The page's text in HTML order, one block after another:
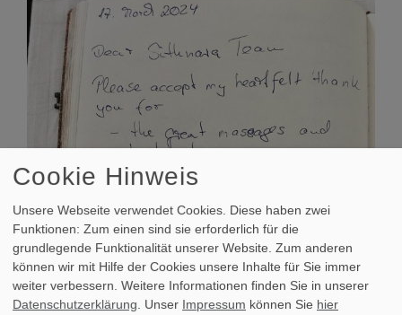
Cookie Hinweis
Unsere Webseite verwendet Cookies. Diese haben zwei
Funktionen: Zum einen sind sie erforderlich für die
grundlegende Funktionalität unserer Website. Zum anderen
können wir mit Hilfe der Cookies unsere Inhalte für Sie immer
weiter verbessern. Weitere Informationen finden Sie in unserer
Datenschutzerklärung. Unser Impressum können Sie hier
Zeige
grösseres
Bild